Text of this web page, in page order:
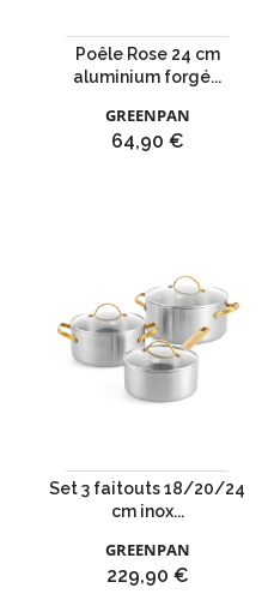
Poêle Rose 24 cm
aluminium forgé...
GREENPAN
Prix
64,90 €
Set 3 faitouts 18/20/24
cm inox...
GREENPAN
Prix
229,90 €